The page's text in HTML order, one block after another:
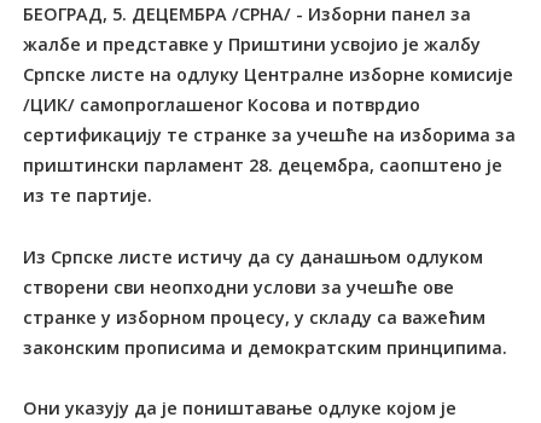
БЕОГРАД, 5. ДЕЦЕМБРА /СРНА/ - Изборни панел за
жалбе и представке у Приштини усвојио је жалбу
Српске листе на одлуку Централне изборне комисије
/ЦИК/ самопроглашеног Косова и потврдио
сертификацију те странке за учешће на изборима за
приштински парламент 28. децембра, саопштено је
из те партије.
Из Српске листе истичу да су данашњом одлуком
створени сви неопходни услови за учешће ове
странке у изборном процесу, у складу са важећим
законским прописима и демократским принципима.
Они указују да је поништавање одлуке којом је